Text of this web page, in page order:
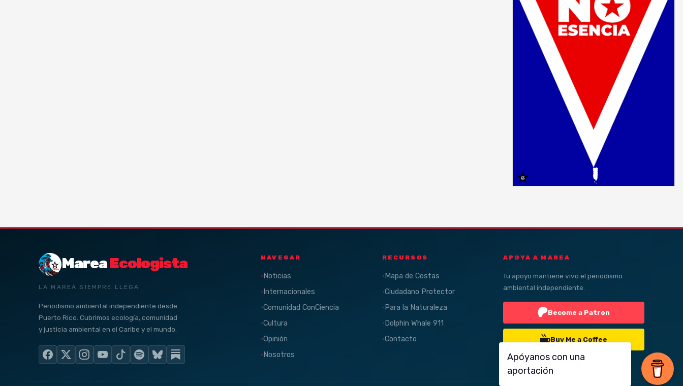
MareaEcologista
LA MAREA SIEMPRE LLEGA
Periodismo ambiental independiente desde
Puerto Rico. Cubrimos ecología, comunidad
y justicia ambiental en el Caribe y el mundo.
NAVEGAR
Noticias
Internacionales
Comunidad ConCiencia
Cultura
Opinión
Nosotros
RECURSOS
Mapa de Costas
Ciudadano Protector
Para la Naturaleza
Dolphin Whale 911
Contacto
APOYA A MAREA
Tu apoyo mantiene vivo el periodismo
ambiental independiente.
Become a Patron
Buy Me a Coffee